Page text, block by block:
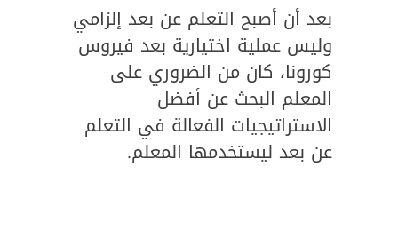
بعد أن أصبح التعلم عن بعد إلزامي
وليس عملية اختيارية بعد فيروس
كورونا، كان من الضروري على
المعلم البحث عن أفضل
الاستراتيجيات الفعالة في التعلم
عن بعد ليستخدمها المعلم.